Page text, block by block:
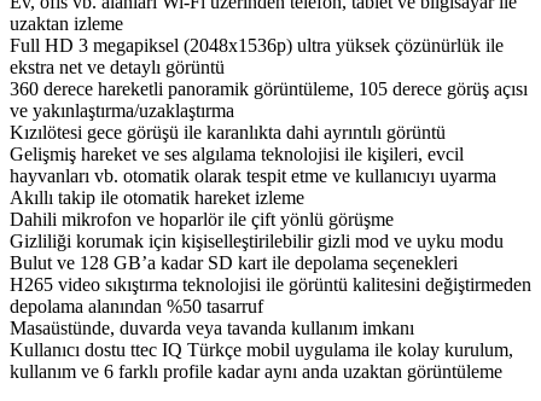
uzaktan izleme
Full HD 3 megapiksel (2048x1536p) ultra yüksek çözünürlük ile
ekstra net ve detaylı görüntü
360 derece hareketli panoramik görüntüleme, 105 derece görüş açısı
ve yakınlaştırma/uzaklaştırma
Kızılötesi gece görüşü ile karanlıkta dahi ayrıntılı görüntü
Gelişmiş hareket ve ses algılama teknolojisi ile kişileri, evcil
hayvanları vb. otomatik olarak tespit etme ve kullanıcıyı uyarma
Akıllı takip ile otomatik hareket izleme
Dahili mikrofon ve hoparlör ile çift yönlü görüşme
Gizliliği korumak için kişiselleştirilebilir gizli mod ve uyku modu
Bulut ve 128 GB’a kadar SD kart ile depolama seçenekleri
H265 video sıkıştırma teknolojisi ile görüntü kalitesini değiştirmeden
depolama alanından %50 tasarruf
Masaüstünde, duvarda veya tavanda kullanım imkanı
Kullanıcı dostu ttec IQ Türkçe mobil uygulama ile kolay kurulum,
kullanım ve 6 farklı profile kadar aynı anda uzaktan görüntüleme